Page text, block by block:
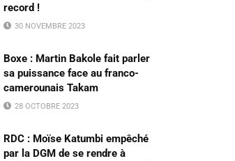
record !
30 NOVEMBRE 2023
Boxe : Martin Bakole fait parler
sa puissance face au franco-
camerounais Takam
28 OCTOBRE 2023
RDC : Moïse Katumbi empêché
par la DGM de se rendre à